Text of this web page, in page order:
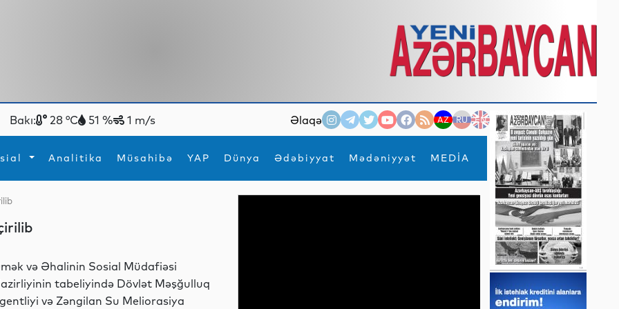
Bakı: 28 °C 51 % 1 m/s Əlaqə AZ RU EN
Analitika Müsahibə YAP Dünya Ədəbiyyat Mədəniyyət MEDİA
×
İdman
və Əhalinin Sosial Müdafiəsi
tabeliyində Dövlət Məşğulluq
və Zəngilan Su Meliorasiya